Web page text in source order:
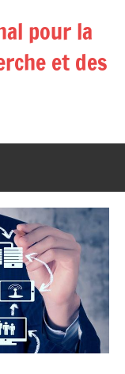
pour la
et des